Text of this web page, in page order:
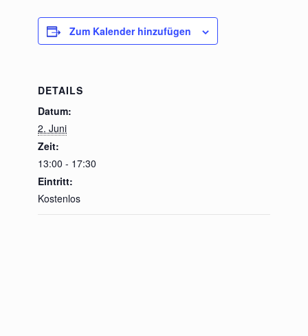
Zum Kalender hinzufügen
DETAILS
Datum:
2. Juni
Zeit:
13:00 - 17:30
Eintritt:
Kostenlos